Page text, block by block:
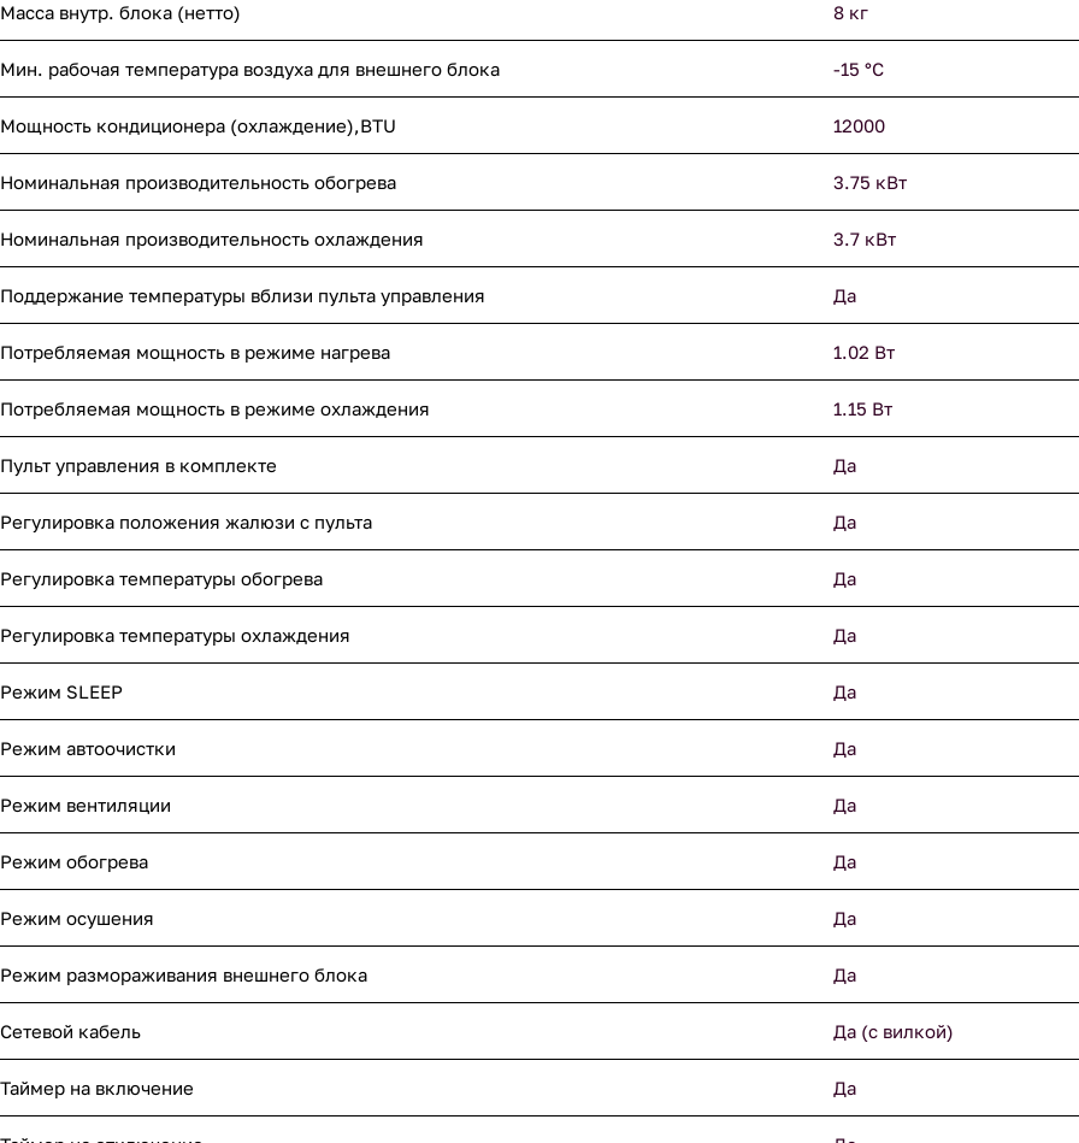
Масса внутр. блока (нетто) 8 кг
Мин. рабочая температура воздуха для внешнего блока -15 °С
Мощность кондиционера (охлаждение),BTU 12000
Номинальная производительность обогрева 3.75 кВт
Номинальная производительность охлаждения 3.7 кВт
Поддержание температуры вблизи пульта управления Да
Потребляемая мощность в режиме нагрева 1.02 Вт
Потребляемая мощность в режиме охлаждения 1.15 Вт
Пульт управления в комплекте Да
Регулировка положения жалюзи с пульта Да
Регулировка температуры обогрева Да
Регулировка температуры охлаждения Да
Режим SLEEP Да
Режим автоочистки Да
Режим вентиляции Да
Режим обогрева Да
Режим осушения Да
Режим размораживания внешнего блока Да
Сетевой кабель Да (с вилкой)
Таймер на включение Да